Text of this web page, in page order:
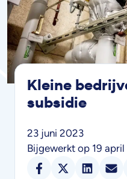
Kleine
subsidie
23 juni 2023
Bijgewerkt op 19